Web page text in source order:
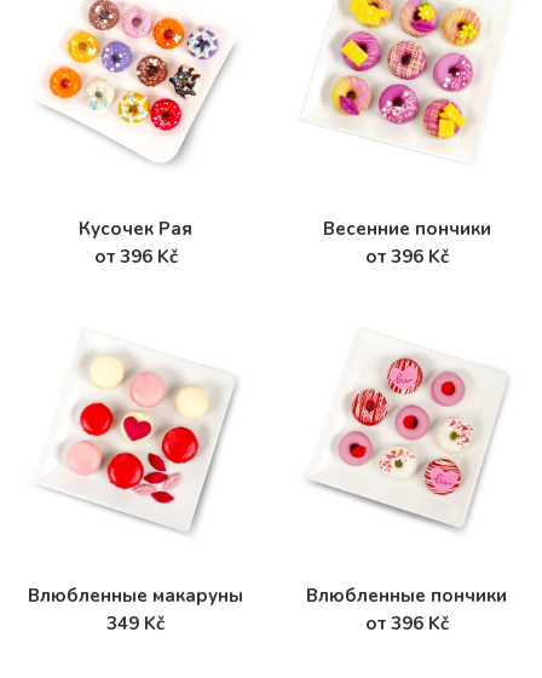
Кусочек Рая
от 396 Kč
Весенние пончики
от 396 Kč
Влюбленные макаруны
349 Kč
Влюбленные пончики
от 396 Kč